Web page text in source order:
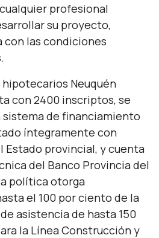
profesional
su proyecto,
con las condiciones
Neuquén
con 2400 inscriptos, se
de financiamiento
íntegramente con
Estado provincial, y cuenta
del Banco Provincia del
política otorga
el 100 por ciento de la
asistencia de hasta 150
la Línea Construcción y